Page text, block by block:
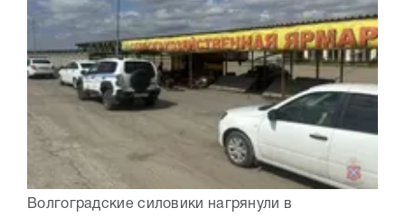
Волгоградские силовики нагрянули в